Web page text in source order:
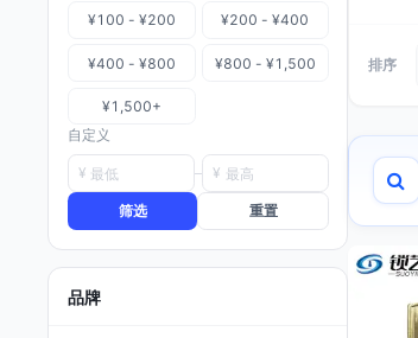
¥100 - ¥200 ¥200 - ¥400
¥400 - ¥800 ¥800 - ¥1,500
¥1,500+
自定义
¥ ¥
筛选 重置
品牌
排序